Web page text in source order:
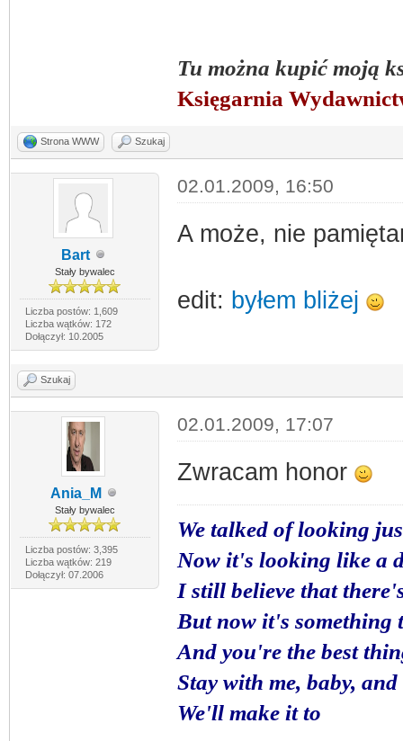
Tu można kupić moją
Księgarnia
Strona WWW Szukaj
Bart
Stały bywalec
Liczba postów: 1,609
Liczba wątków: 172
Dołączył: 10.2005
02.01.2009, 16:50
A może, nie
edit: byłem bliżej
Szukaj
Ania_M
Stały bywalec
Liczba postów: 3,395
Liczba wątków: 219
Dołączył: 07.2006
02.01.2009, 17:07
Zwracam honor
We talked of looking
Now it's looking like a
I still believe that
But now it's something
And you're the best
Stay with me, baby,
We'll make it to